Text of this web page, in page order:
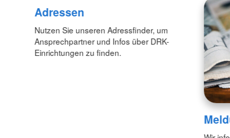
Adressen
Nutzen Sie unseren Adressfinder, um
Ansprechpartner und Infos über DRK-
Einrichtungen zu finden.